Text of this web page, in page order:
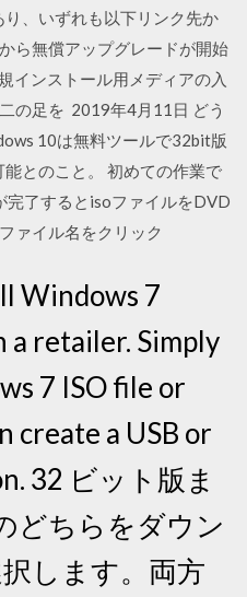
、いずれも以下リンク先か
ら無償アップグレードが開始
インストール用メディアの入
の足を 2019年4月11日 どう
10は無料ツールで32bit版
とのこと。 初めての作業で
完了するとisoファイルをDVD
ァイル名をクリック
Windows 7
a retailer. Simply
7 ISO file or
create a USB or
32 ビット版ま
どちらをダウン
します。両方